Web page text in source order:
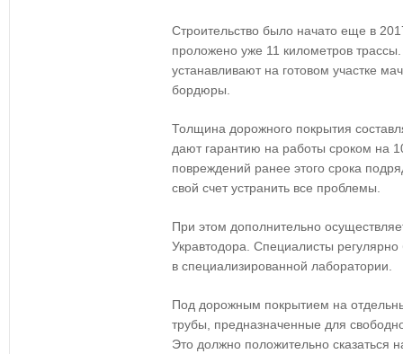
Строительство было начато еще в
проложено уже 11 километров
устанавливают на готовом участке
бордюры.
Толщина дорожного покрытия
дают гарантию на работы сроком на
повреждений ранее этого срока
свой счет устранить все проблемы.
При этом дополнительно
Укравтодора. Специалисты
в специализированной лаборатории.
Под дорожным покрытием на
трубы, предназначенные для
Это должно положительно сказаться